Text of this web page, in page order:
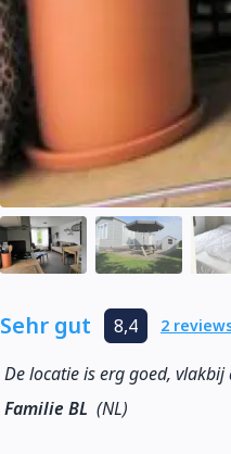
Sehr gut 8,4 2
De locatie is erg goed,
Familie BL (NL)